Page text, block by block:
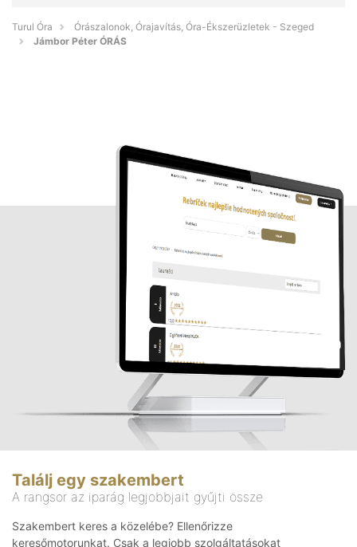
Turul Óra
Órászalonok, Órajavítás, Óra-Ékszerüzletek - Szeged
Jámbor Péter ÓRÁS
Találj egy szakembert
A rangsor az iparág legjobbjait gyűjti össze
Szakembert keres a közelébe? Ellenőrizze
keresőmotorunkat. Csak a legjobb szolgáltatásokat